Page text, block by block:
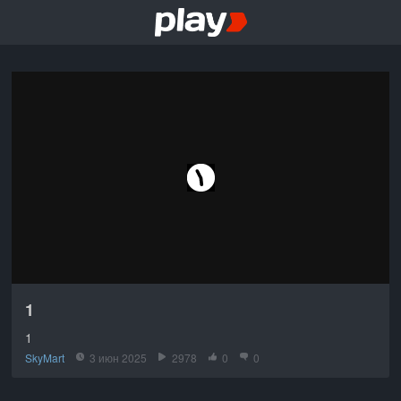
1
1
SkyMart 3 июн 2025 2978 0 0